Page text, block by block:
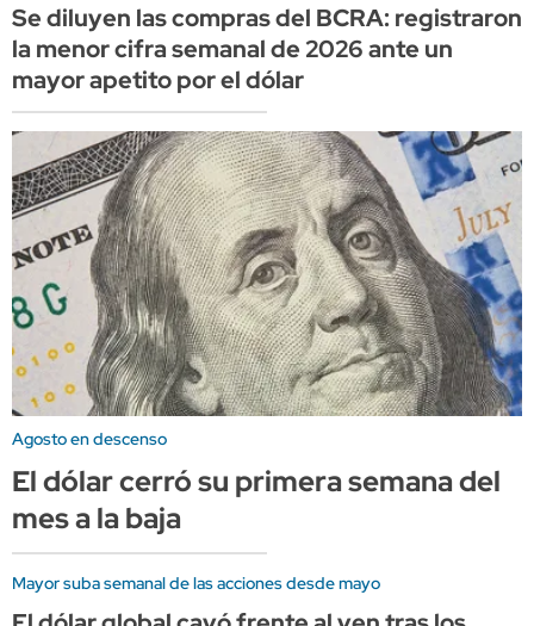
Se diluyen las compras del BCRA: registraron
la menor cifra semanal de 2026 ante un
mayor apetito por el dólar
Agosto en descenso
El dólar cerró su primera semana del
mes a la baja
Mayor suba semanal de las acciones desde mayo